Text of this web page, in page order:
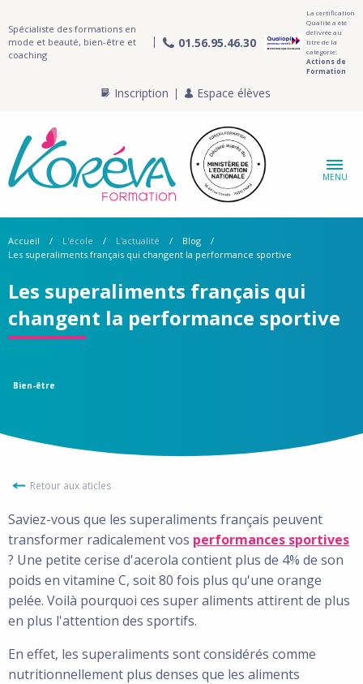
Spécialiste des formations en
mode et beauté, bien-être et
coaching
01.56.95.46.30
La certification
Qualité a été
délivrée au
titre de la
catégorie:
Actions de
Formation
Inscription Espace élèves
MENU
Accueil L'école L'actualité
Blog
Les superaliments français qui changent la performance sportive
Les superaliments français qui
changent la performance sportive
Bien-être
Retour aux aticles
Saviez-vous que les superaliments français peuvent
transformer radicalement vos performances sportives
? Une petite cerise d'acerola contient plus de 4% de son
poids en vitamine C, soit 80 fois plus qu'une orange
pelée. Voilà pourquoi ces super aliments attirent de plus
en plus l'attention des sportifs.
En effet, les superaliments sont considérés comme
nutritionnellement plus denses que les aliments